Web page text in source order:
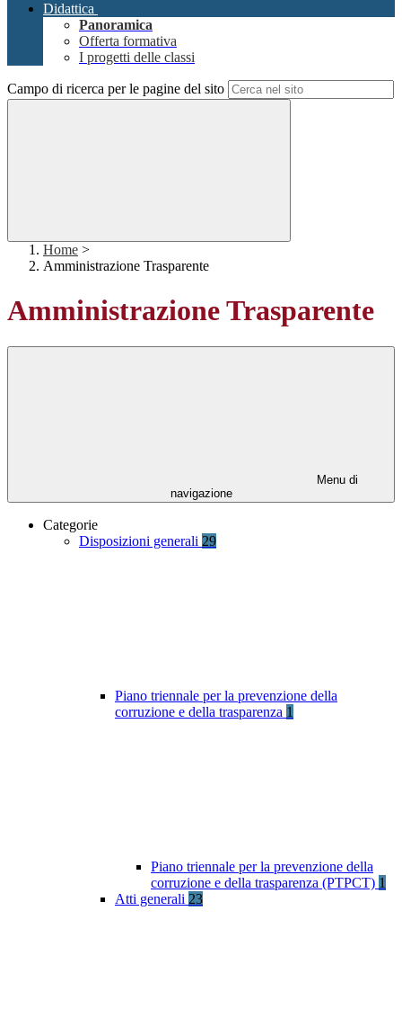
Didattica
Panoramica
Offerta formativa
I progetti delle classi
Campo di ricerca per le pagine del sito
Home >
Amministrazione Trasparente
Amministrazione Trasparente
Menu di
navigazione
Categorie
Disposizioni generali 29
Piano triennale per la prevenzione della
corruzione e della trasparenza 1
Piano triennale per la prevenzione della
corruzione e della trasparenza (PTPCT) 1
Atti generali 23